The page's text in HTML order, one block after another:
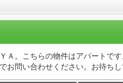
Ａ。こちらの物件はアパートで
問い合わせください。お待ちし